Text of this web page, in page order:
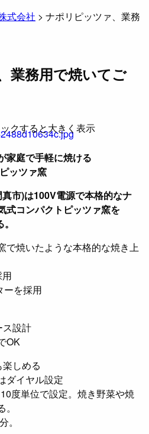
式会社 > ナポリピッツァ、業務
業務用で焼いてご
クすると大きく表示
家庭で手軽に焼ける
ッツァ窯
市)は100V電源で本格的なナ
式コンパクトピッツァ窯を
で焼いたような本格的な焼き上
ーを採用
ス設計
OK
しめる
ダイヤル設定
度単位で設定。焼き野菜や焼
。